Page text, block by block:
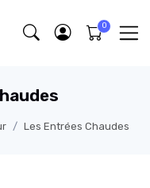
Les Entrées Chaudes